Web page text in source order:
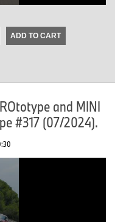
ADD TO CART
and MINI
#317 (07/2024).